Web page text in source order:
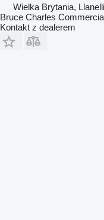
Wielka Brytania, Llanelli
Bruce Charles
Kontakt z dealerem